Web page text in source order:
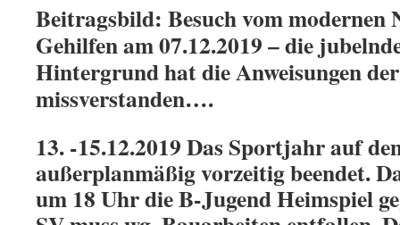
Beitragsbild: Besuch vom modernen
Gehilfen am 07.12.2019 – die
Hintergrund hat die Anweisungen
missverstanden….
13. -15.12.2019Das Sportjahr auf
außerplanmäßig vorzeitig beendet.
um 18 Uhr die B-Jugend Heimspiel